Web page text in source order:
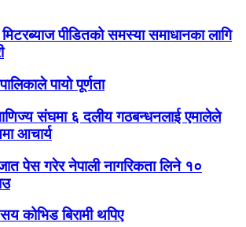
मिटरब्याज पीडितको समस्या समाधानका लागि
पायो पूर्णता
वाणिज्य संघमा ६ दलीय गठबन्धनलाई एमालेले
आचार्य
पेस गरेर नेपाली नागरिकता लिने १०
कोभिड बिरामी थपिए